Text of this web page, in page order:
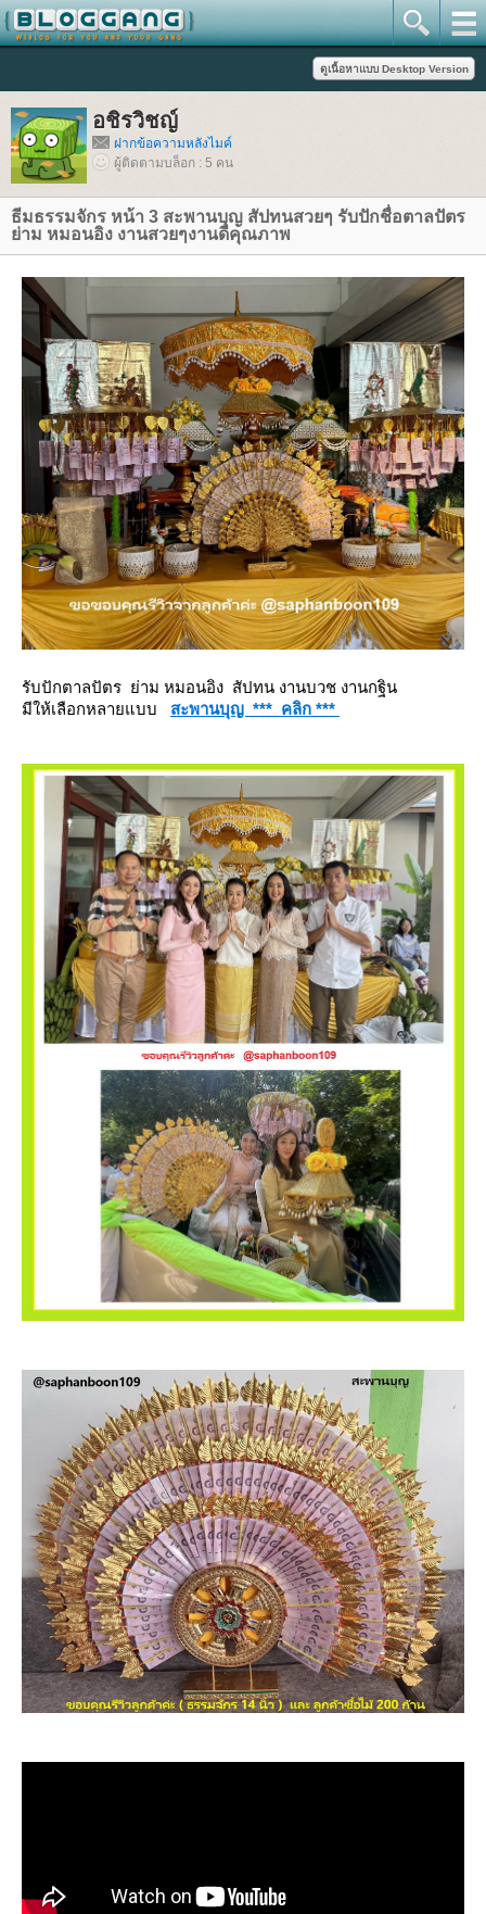
อชิรวิชญ์
ฝากข้อความหลังไมค์
ผู้ติดตามบล็อก : 5 คน
ธีมธรรมจักร หน้า 3 สะพานบุญ สัปทนสวยๆ รับปักชื่อตาลปัตร
่าม หมอนอิง งานสวยๆงานดีคุณภาพ
รับปักตาลปัตร ย่าม หมอนอิง สัปทน งานบวช งานกฐิน
มีให้เลือกหลายแบบ สะพานบุญ *** คลิก ***